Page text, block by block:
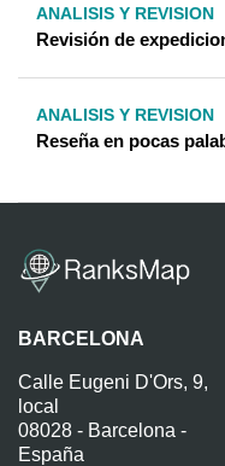
ANALISIS Y REVISION
Revisión de
ANALISIS Y REVISION
Reseña en pocas
BARCELONA
Calle Eugeni D'Ors, 9,
local
08028 - Barcelona -
España